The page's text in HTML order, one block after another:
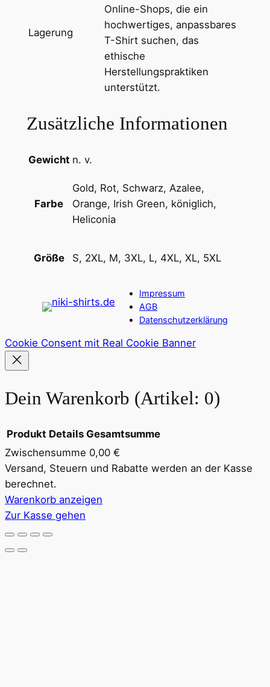
Lagerung
Online-Shops, die ein
hochwertiges, anpassbares
T-Shirt suchen, das
ethische
Herstellungspraktiken
unterstützt.
Zusätzliche Informationen
Gewicht n. v.
Farbe
Gold, Rot, Schwarz, Azalee,
Orange, Irish Green, königlich,
Heliconia
Größe S, 2XL, M, 3XL, L, 4XL, XL, 5XL
Impressum
AGB
Datenschutzerklärung
Cookie Consent mit Real Cookie Banner
Dein Warenkorb (Artikel: 0)
Produkte
im
Warenkorb
Produkt Details Gesamtsumme
Zwischensumme 0,00 €
Versand, Steuern und Rabatte werden an der Kasse
berechnet.
Warenkorb anzeigen
Zur Kasse gehen